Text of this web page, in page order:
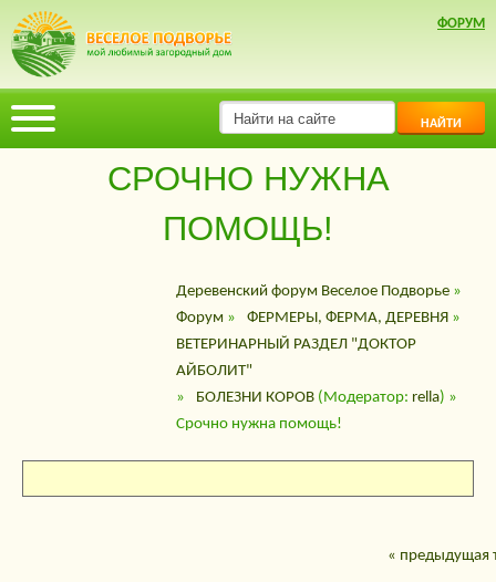
ФОРУМ
НАЙТИ
СРОЧНО НУЖНА
ПОМОЩЬ!
Деревенский форум Веселое Подворье»
Форум » ФЕРМЕРЫ, ФЕРМА, ДЕРЕВНЯ »
ВЕТЕРИНАРНЫЙ РАЗДЕЛ "ДОКТОР
АЙБОЛИТ"
»
БОЛЕЗНИ КОРОВ (Модератор: rella) »
Срочно нужна помощь!
« предыдущая